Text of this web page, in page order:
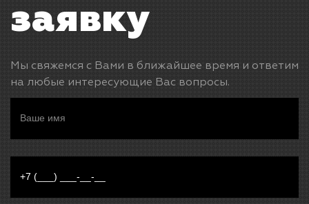
заявку
Мы свяжемся с Вами в ближайшее время и ответим
на любые интересующие Вас вопросы.